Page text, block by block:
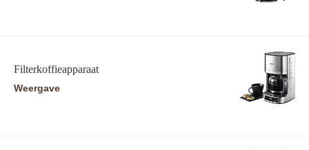
Filterkoffieapparaat
Weergave